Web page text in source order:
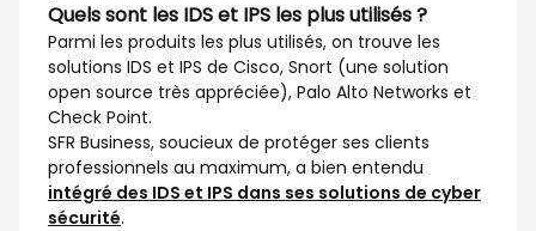
Quels sont les IDS et IPS les plus utilisés ?
Parmi les produits les plus utilisés, on trouve les
solutions IDS et IPS de Cisco, Snort (une solution
open source très appréciée), Palo Alto Networks et
Check Point.
SFR Business, soucieux de protéger ses clients
professionnels au maximum, a bien entendu
intégré des IDS et IPS dans ses solutions de cyber
sécurité.